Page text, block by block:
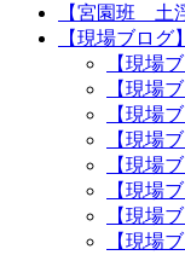
【宮園班 土
【現場ブログ
【現場
【現場
【現場
【現場
【現場
【現場
【現場
【現場